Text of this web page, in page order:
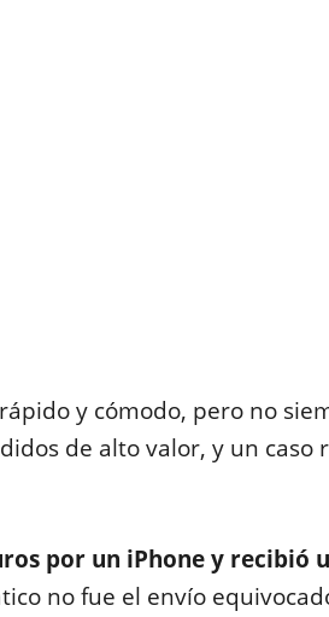
y cómodo, pero no
de alto valor, y un caso
por un iPhone y recibió
no fue el envío